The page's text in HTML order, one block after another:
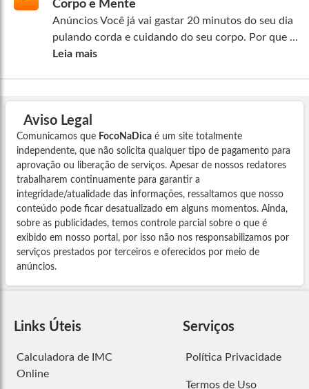
Corpo e Mente
Anúncios Você já vai gastar 20 minutos do seu dia
pulando corda e cuidando do seu corpo. Por que ...
Leia mais
Aviso Legal
Comunicamos que FocoNaDica é um site totalmente
independente, que não solicita qualquer tipo de pagamento para
aprovação ou liberação de serviços. Apesar de nossos redatores
trabalharem continuamente para garantir a
integridade/atualidade das informações, ressaltamos que nosso
conteúdo pode ficar desatualizado em alguns momentos. Ainda,
sobre as publicidades, temos controle parcial sobre o que é
exibido em nosso portal, por isso não nos responsabilizamos por
serviços prestados por terceiros e oferecidos por meio de
anúncios.
Links Úteis
Calculadora de IMC
Online
Serviços
Política Privacidade
Termos de Uso